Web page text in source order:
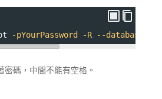
-pYourPassword -R --databases
碼，中間不能有空格。